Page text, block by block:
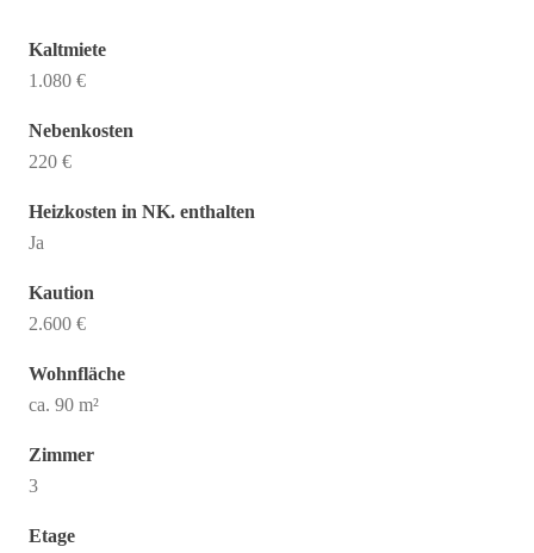
Kaltmiete
1.080 €
Nebenkosten
220 €
Heizkosten in NK. enthalten
Ja
Kaution
2.600 €
Wohnfläche
ca. 90 m²
Zimmer
3
Etage